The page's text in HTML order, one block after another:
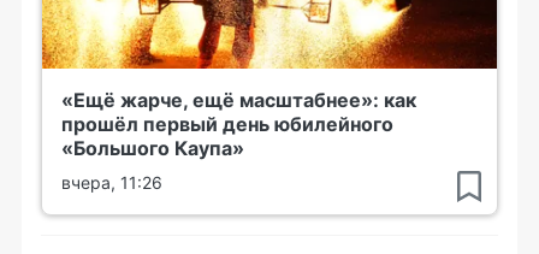
«Ещё жарче, ещё масштабнее»: как
прошёл первый день юбилейного
«Большого Каупа»
вчера, 11:26